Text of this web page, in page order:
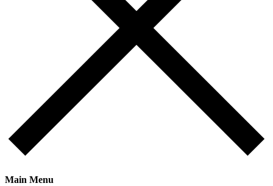
Main Menu